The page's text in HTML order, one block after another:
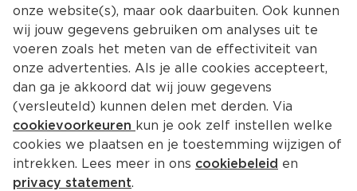
onze website(s), maar ook daarbuiten. Ook kunnen
wij jouw gegevens gebruiken om analyses uit te
voeren zoals het meten van de effectiviteit van
onze advertenties. Als je alle cookies accepteert,
dan ga je akkoord dat wij jouw gegevens
(versleuteld) kunnen delen met derden. Via
cookievoorkeuren kun je ook zelf instellen welke
cookies we plaatsen en je toestemming wijzigen of
intrekken. Lees meer in ons cookiebeleid en
privacy statement.